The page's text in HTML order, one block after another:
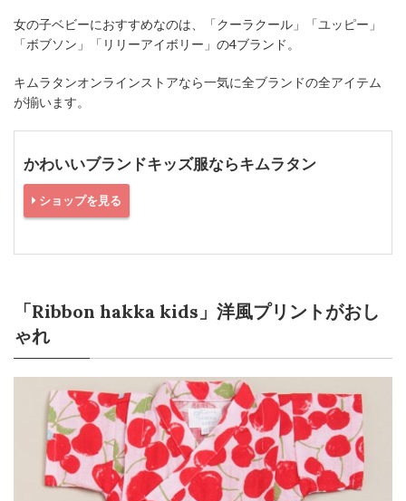
女の子ベビーにおすすめなのは、「クーラクール」「ユッピー」
「ボブソン」「リリーアイボリー」の4ブランド。
キムラタンオンラインストアなら一気に全ブランドの全アイテム
が揃います。
かわいいブランドキッズ服ならキムラタン
ショップを見る
「Ribbon hakka kids」洋風プリントがおし
ゃれ